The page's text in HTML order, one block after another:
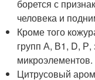
борется с
человека и
Кроме того
групп А, В1, D,
микроэлементов.
Цитрусовый